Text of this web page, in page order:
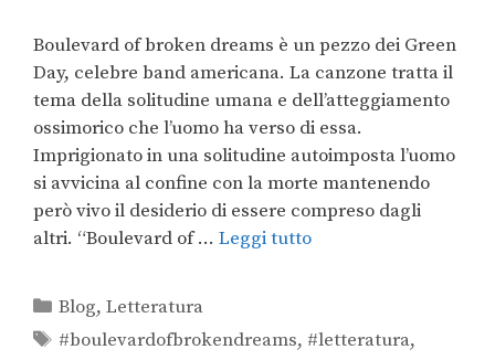
Day, celebre band americana. La canzone tratta il
tema della solitudine umana e dell’atteggiamento
ossimorico che l’uomo ha verso di essa.
Imprigionato in una solitudine autoimposta l’uomo
si avvicina al confine con la morte mantenendo
però vivo il desiderio di essere compreso dagli
altri. “Boulevard of … Leggi tutto
Blog,Letteratura
#boulevardofbrokendreams, #letteratura,